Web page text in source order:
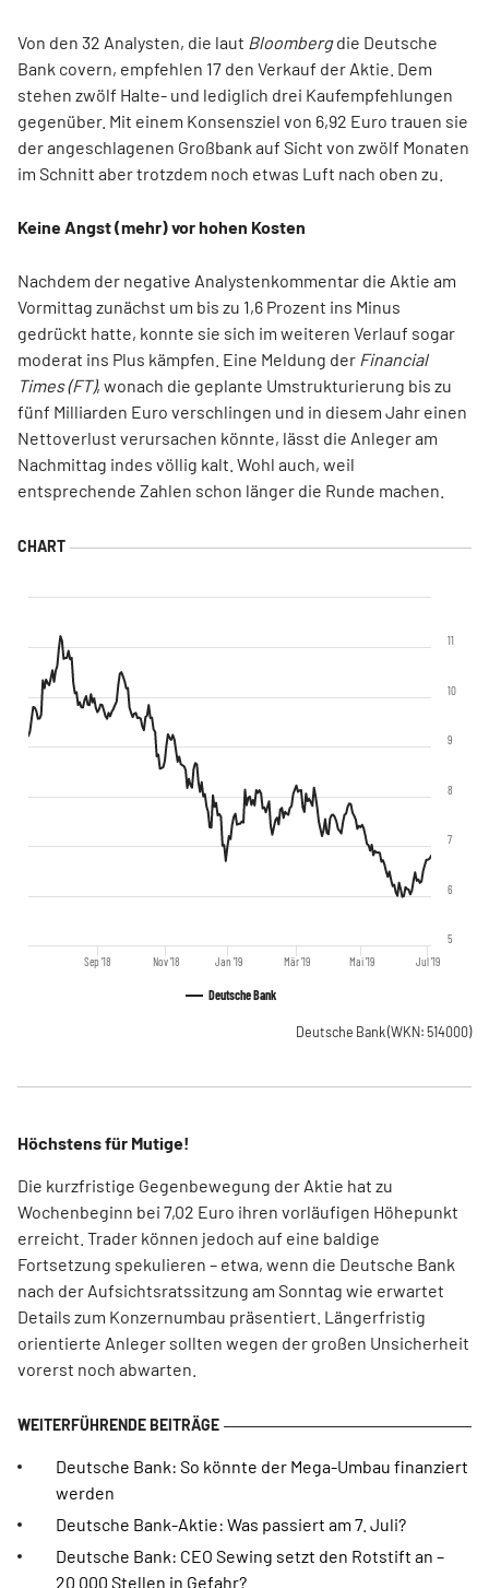
Von den 32 Analysten, die laut Bloombergdie Deutsche
Bank covern, empfehlen 17 den Verkauf der Aktie. Dem
stehen zwölf Halte- und lediglich drei Kaufempfehlungen
gegenüber. Mit einem Konsensziel von 6,92 Euro trauen sie
der angeschlagenen Großbank auf Sicht von zwölf Monaten
im Schnitt aber trotzdem noch etwas Luft nach oben zu.
Keine Angst (mehr) vor hohen Kosten
Nachdem der negative Analystenkommentar die Aktie am
Vormittag zunächst um bis zu 1,6 Prozent ins Minus
gedrückt hatte, konnte sie sich im weiteren Verlauf sogar
moderat ins Plus kämpfen. Eine Meldung der Financial
Times (FT), wonach die geplante Umstrukturierung bis zu
fünf Milliarden Euro verschlingen und in diesem Jahr einen
Nettoverlust verursachen könnte, lässt die Anleger am
Nachmittag indes völlig kalt. Wohl auch, weil
entsprechende Zahlen schon länger die Runde machen.
Deutsche Bank
Sep '18 Nov '18 Jan '19 Mär '19 Mai '19 Jul '19
5
6
7
8
9
10
11
Deutsche Bank(WKN: 514000)
Höchstens für Mutige!
Die kurzfristige Gegenbewegung der Aktie hat zu
Wochenbeginn bei 7,02 Euro ihren vorläufigen Höhepunkt
erreicht. Trader können jedoch auf eine baldige
Fortsetzung spekulieren – etwa, wenn die Deutsche Bank
nach der Aufsichtsratssitzung am Sonntag wie erwartet
Details zum Konzernumbau präsentiert. Längerfristig
orientierte Anleger sollten wegen der großen Unsicherheit
vorerst noch abwarten.
Deutsche Bank: So könnte der Mega-Umbau finanziert
werden
Deutsche Bank-Aktie: Was passiert am 7. Juli?
Deutsche Bank: CEO Sewing setzt den Rotstift an –
20.000 Stellen in Gefahr?